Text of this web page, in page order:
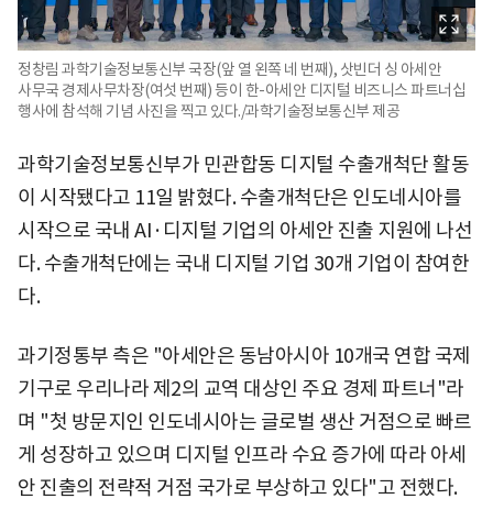
정창림 과학기술정보통신부 국장(앞 열 왼쪽 네 번째), 삿빈더 싱 아세안
사무국 경제사무차장(여섯 번째) 등이 한-아세안 디지털 비즈니스 파트너십
행사에 참석해 기념 사진을 찍고 있다./과학기술정보통신부 제공
과학기술정보통신부가 민관합동 디지털 수출개척단 활동
이 시작됐다고 11일 밝혔다. 수출개척단은 인도네시아를
시작으로 국내 AI·디지털 기업의 아세안 진출 지원에 나선
다. 수출개척단에는 국내 디지털 기업 30개 기업이 참여한
다.
과기정통부 측은 "아세안은 동남아시아 10개국 연합 국제
기구로 우리나라 제2의 교역 대상인 주요 경제 파트너"라
며 "첫 방문지인 인도네시아는 글로벌 생산 거점으로 빠르
게 성장하고 있으며 디지털 인프라 수요 증가에 따라 아세
안 진출의 전략적 거점 국가로 부상하고 있다"고 전했다.